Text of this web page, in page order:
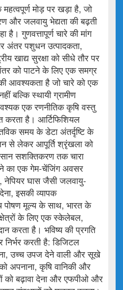
मोड़ पर खड़ा है, जो
और जलवायु भेद्यता की बढ़ती
है। गुणवत्तापूर्ण चारे की मांग
अंतर पशुधन उत्पादकता,
खाद्य सुरक्षा को सीधे तौर पर
को पाटने के लिए एक समग्र
आवश्यकता है जो चारे को एक
बल्कि स्थायी ग्रामीण
एक रणनीतिक कृषि वस्तु
करता है। आर्टिफिशियल
समय के डेटा अंतर्दृष्टि के
से लेकर आपूर्ति श्रृंखला को
सशक्तिकरण तक चारा
का एक गेम-चेंजिंग अवसर
नेपियर घास जैसी जलवायु-
इसकी व्यापक
मूल्य के साथ, भारत के
क्षेत्रों के लिए एक स्केलेबल,
करता है। भविष्य की प्रगति
करती है: डिजिटल
उच्च उपज देने वाली और सूखे
अपनाना, कृषि वानिकी और
को बढ़ावा देना और एफपीओ और